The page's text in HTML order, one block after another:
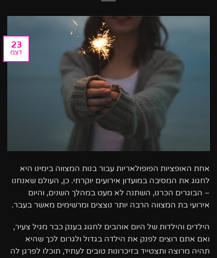
23
דצמ
אחת האופציות הפופולאריות עבור בנות המצווה בימינו היא
לחגוג את המסיבה במועדון אירועים יוקרתי. כן, העולם שאנחנו
– הבוגרים הכרנו, השתנה לא מעט במהלך השנים, והיום
אירועי בת המצווה הרבה יותר נוצצים ומרשימים מאשר בעבר.
הילדים והילדות של היום אוהבים לחגוג בענק כבר מגיל צעיר,
ואם אתם רוצים לפנק את הילדה בגדול ולגרום לכך שהיא
תהיה מרוצה ותצטייד בזיכרונות טובים לעתיד, תוכלו לפרגן לה